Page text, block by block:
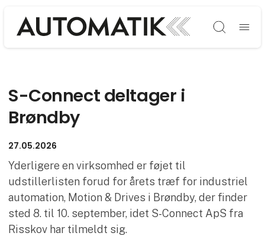
Søg
S-Connect deltager i
Brøndby
27.05.2026
Yderligere en virksomhed er føjet til
udstillerlisten forud for årets træf for industriel
automation, Motion & Drives i Brøndby, der finder
sted 8. til 10. september, idet S-Connect ApS fra
Risskov har tilmeldt sig.